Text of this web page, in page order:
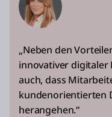
„Neben den
innovativer digitaler
auch, dass
kundenorientierten
herangehen.“